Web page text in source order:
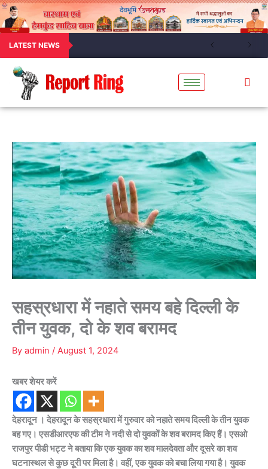
LATEST NEWS
सहस्रधारा में नहाते समय बहे दिल्ली के
तीन युवक, दो के शव बरामद
By admin / August 1, 2024
खबर शेयर करें
देहरादून । देहरादून के सहस्रधारा में गुरुवार को नहाते समय दिल्ली के तीन युवक
बह गए। एसडीआरएफ की टीम ने नदी से दो युवकों के शव बरामद किए हैं। एसओ
राजपुर पीडी भट्ट ने बताया कि एक युवक का शव मालदेवता और दूसरे का शव
घटनास्थल से कुछ दूरी पर मिला है। वहीं, एक युवक को बचा लिया गया है। युवक